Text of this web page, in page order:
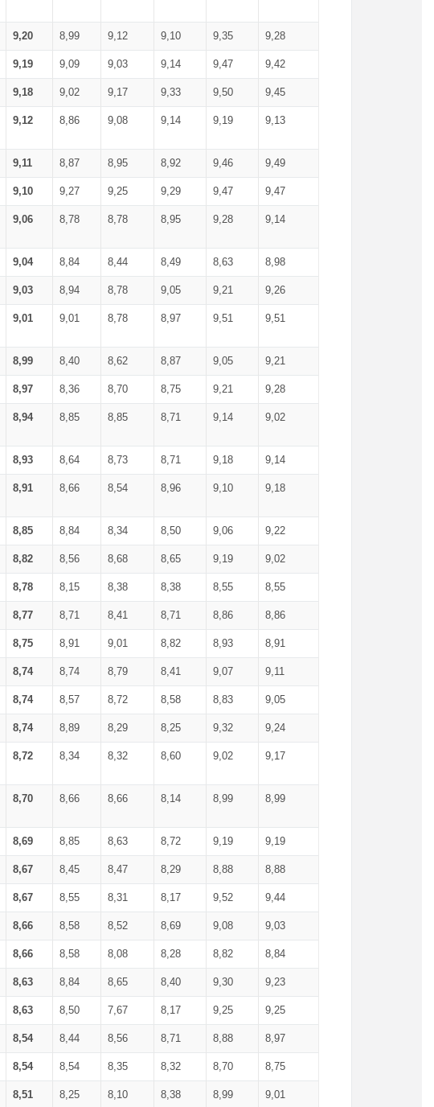
9,20 8,99 9,12 9,10 9,35 9,28
9,19 9,09 9,03 9,14 9,47 9,42
9,18 9,02 9,17 9,33 9,50 9,45
9,12 8,86 9,08 9,14 9,19 9,13
9,11 8,87 8,95 8,92 9,46 9,49
9,10 9,27 9,25 9,29 9,47 9,47
9,06 8,78 8,78 8,95 9,28 9,14
9,04 8,84 8,44 8,49 8,63 8,98
9,03 8,94 8,78 9,05 9,21 9,26
9,01 9,01 8,78 8,97 9,51 9,51
8,99 8,40 8,62 8,87 9,05 9,21
8,97 8,36 8,70 8,75 9,21 9,28
8,94 8,85 8,85 8,71 9,14 9,02
8,93 8,64 8,73 8,71 9,18 9,14
8,91 8,66 8,54 8,96 9,10 9,18
8,85 8,84 8,34 8,50 9,06 9,22
8,82 8,56 8,68 8,65 9,19 9,02
8,78 8,15 8,38 8,38 8,55 8,55
8,77 8,71 8,41 8,71 8,86 8,86
8,75 8,91 9,01 8,82 8,93 8,91
8,74 8,74 8,79 8,41 9,07 9,11
8,74 8,57 8,72 8,58 8,83 9,05
8,74 8,89 8,29 8,25 9,32 9,24
8,72 8,34 8,32 8,60 9,02 9,17
8,70 8,66 8,66 8,14 8,99 8,99
8,69 8,85 8,63 8,72 9,19 9,19
8,67 8,45 8,47 8,29 8,88 8,88
8,67 8,55 8,31 8,17 9,52 9,44
8,66 8,58 8,52 8,69 9,08 9,03
8,66 8,58 8,08 8,28 8,82 8,84
8,63 8,84 8,65 8,40 9,30 9,23
8,63 8,50 7,67 8,17 9,25 9,25
8,54 8,44 8,56 8,71 8,88 8,97
8,54 8,54 8,35 8,32 8,70 8,75
8,51 8,25 8,10 8,38 8,99 9,01